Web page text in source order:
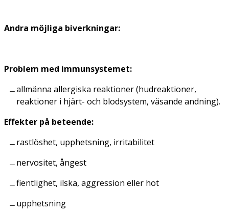
Andra möjliga biverkningar:
Problem med immunsystemet:
allmänna allergiska reaktioner (hudreaktioner,
reaktioner i hjärt- och blodsystem, väsande andning).
Effekter på beteende:
rastlöshet, upphetsning, irritabilitet
nervositet, ångest
fientlighet, ilska, aggression eller hot
upphetsning